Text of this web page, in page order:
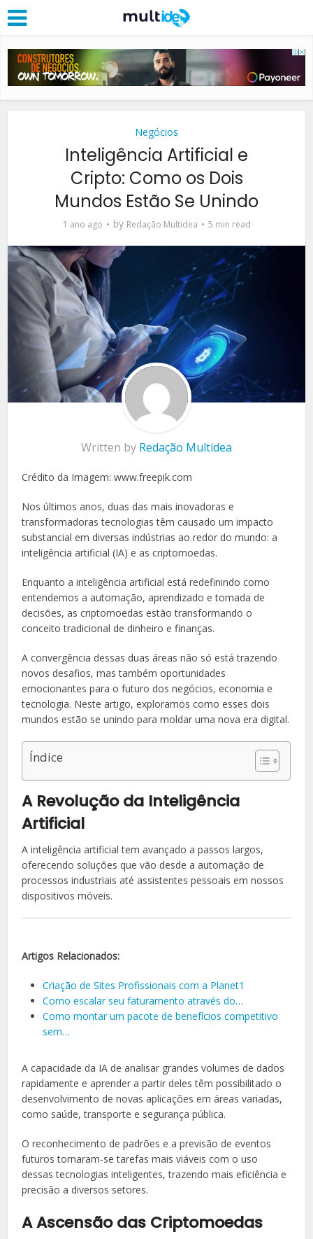
Negócios
Inteligência Artificial e
Cripto: Como os Dois
Mundos Estão Se Unindo
1 ano ago by Redação Multidea 5 min read
Written by Redação Multidea
Crédito da Imagem: www.freepik.com
Nos últimos anos, duas das mais inovadoras e
transformadoras tecnologias têm causado um impacto
substancial em diversas indústrias ao redor do mundo: a
inteligência artificial (IA) e as criptomoedas.
Enquanto a inteligência artificial está redefinindo como
entendemos a automação, aprendizado e tomada de
decisões, as criptomoedas estão transformando o
conceito tradicional de dinheiro e finanças.
A convergência dessas duas áreas não só está trazendo
novos desafios, mas também oportunidades
emocionantes para o futuro dos negócios, economia e
tecnologia. Neste artigo, exploramos como esses dois
mundos estão se unindo para moldar uma nova era digital.
Índice
A Revolução da Inteligência
Artificial
A inteligência artificial tem avançado a passos largos,
oferecendo soluções que vão desde a automação de
processos industriais até assistentes pessoais em nossos
dispositivos móveis.
Artigos Relacionados:
Criação de Sites Profissionais com a Planet1
Como escalar seu faturamento através do…
Como montar um pacote de benefícios competitivo
sem…
A capacidade da IA de analisar grandes volumes de dados
rapidamente e aprender a partir deles têm possibilitado o
desenvolvimento de novas aplicações em áreas variadas,
como saúde, transporte e segurança pública.
O reconhecimento de padrões e a previsão de eventos
futuros tornaram-se tarefas mais viáveis com o uso
dessas tecnologias inteligentes, trazendo mais eficiência e
precisão a diversos setores.
A Ascensão das Criptomoedas